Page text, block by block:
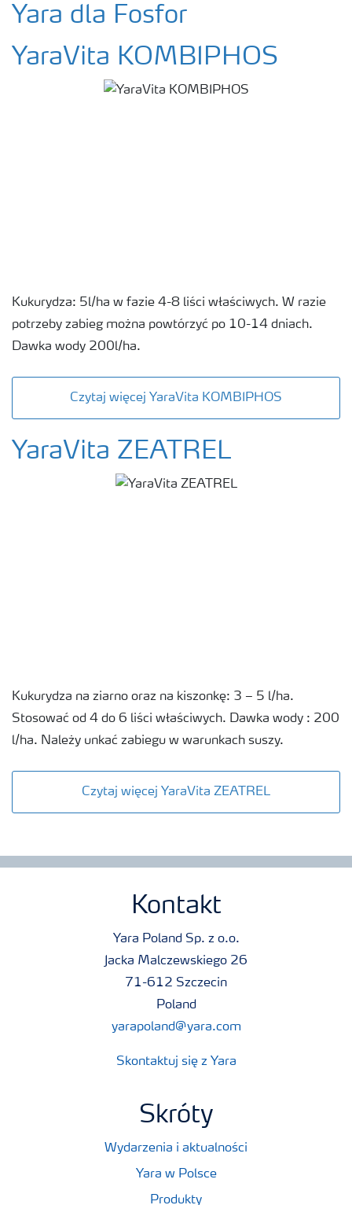
Yara dla Fosfor
YaraVita KOMBIPHOS
Kukurydza: 5l/ha w fazie 4-8 liści właściwych. W razie
potrzeby zabieg można powtórzyć po 10-14 dniach.
Dawka wody 200l/ha.
Czytaj więcej YaraVita KOMBIPHOS
YaraVita ZEATREL
Kukurydza na ziarno oraz na kiszonkę: 3 – 5 l/ha.
Stosować od 4 do 6 liści właściwych. Dawka wody : 200
l/ha. Należy unkać zabiegu w warunkach suszy.
Czytaj więcej YaraVita ZEATREL
Kontakt
Yara Poland Sp. z o.o.
Jacka Malczewskiego 26
71-612 Szczecin
Poland
yarapoland@yara.com
Skontaktuj się z Yara
Skróty
Wydarzenia i aktualności
Yara w Polsce
Produkty